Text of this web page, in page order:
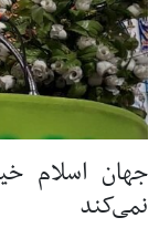
جهان اسلام
نمی‌کند